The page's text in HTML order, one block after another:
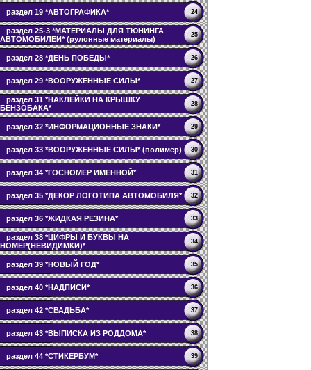
раздел 19 *АВТОГРАФИКА* 24
раздел 25-3 *МАТЕРИАЛЫ ДЛЯ ТЮНИНГА
АВТОМОБИЛЕЙ* (рулонные материалы)
25
раздел 28 *ДЕНЬ ПОБЕДЫ* 26
раздел 29 *ВООРУЖЕННЫЕ СИЛЫ* 27
раздел 31 *НАКЛЕЙКИ НА КРЫШКУ
БЕНЗОБАКА*
28
раздел 32 *ИНФОРМАЦИОННЫЕ ЗНАКИ* 29
раздел 33 *ВООРУЖЕННЫЕ СИЛЫ* (полимер) 30
раздел 34 *ГОСНОМЕР ИМЕННОЙ* 31
раздел 35 *ДЕКОР ЛОГОТИПА АВТОМОБИЛЯ* 32
раздел 36 *ЖИДКАЯ РЕЗИНА* 33
раздел 38 *ЦИФРЫ И БУКВЫ НА
НОМЕР(НЕВИДИМКИ)*
34
раздел 39 *НОВЫЙ ГОД* 35
раздел 40 *НАДПИСИ* 36
раздел 42 *СВАДЬБА* 37
раздел 43 *ВЫПИСКА ИЗ РОДДОМА* 38
раздел 44 *СТИКЕРБУМ* 39